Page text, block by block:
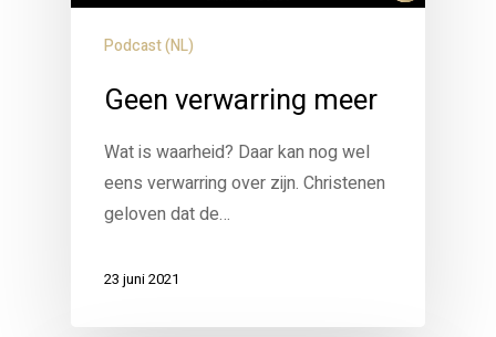
Podcast (NL)
Geen verwarring meer
Wat is waarheid? Daar kan nog wel
eens verwarring over zijn. Christenen
geloven dat de…
23 juni 2021